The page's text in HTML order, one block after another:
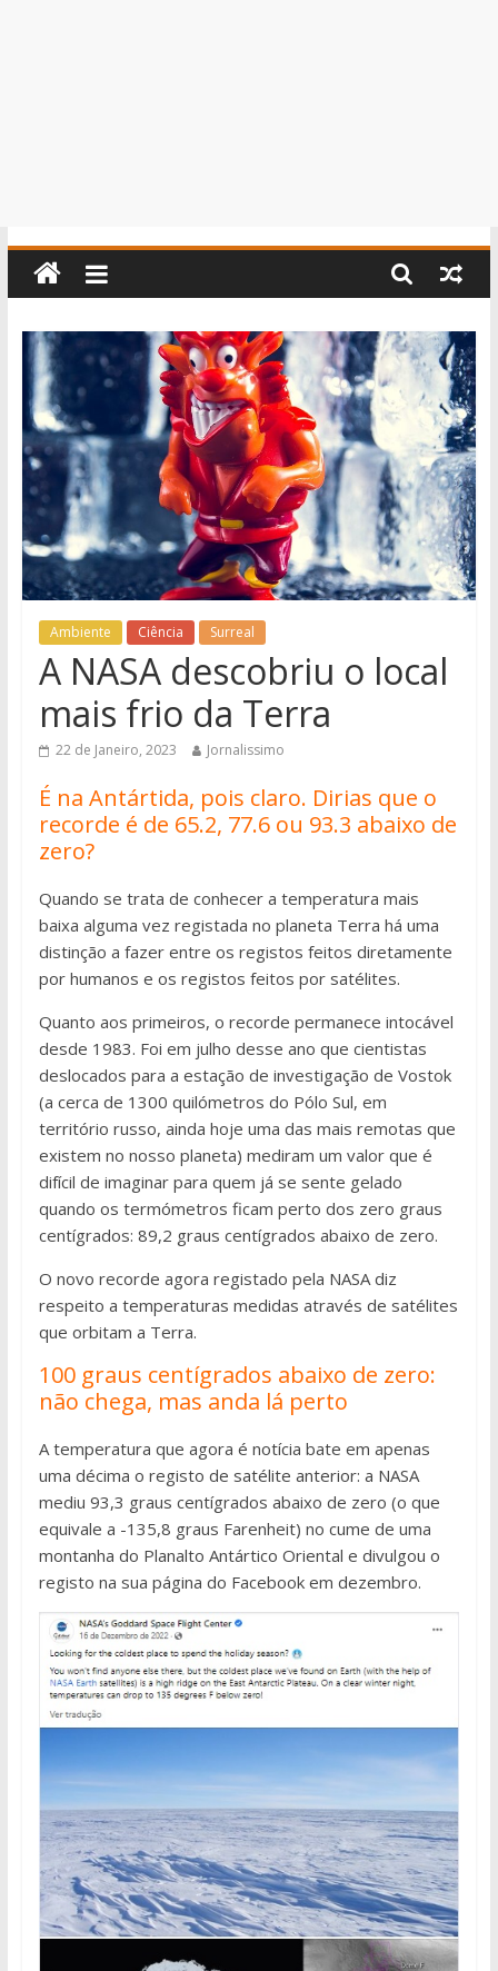
Ambiente Ciência Surreal
A NASA descobriu o local
mais frio da Terra
22 de Janeiro, 2023 Jornalissimo
É na Antártida, pois claro. Dirias que o
recorde é de 65.2, 77.6 ou 93.3 abaixo de
zero?
Quando se trata de conhecer a temperatura mais
baixa alguma vez registada no planeta Terra há uma
distinção a fazer entre os registos feitos diretamente
por humanos e os registos feitos por satélites.
Quanto aos primeiros, o recorde permanece intocável
desde 1983. Foi em julho desse ano que cientistas
deslocados para a estação de investigação de Vostok
(a cerca de 1300 quilómetros do Pólo Sul, em
território russo, ainda hoje uma das mais remotas que
existem no nosso planeta) mediram um valor que é
difícil de imaginar para quem já se sente gelado
quando os termómetros ficam perto dos zero graus
centígrados: 89,2 graus centígrados abaixo de zero.
O novo recorde agora registado pela NASA diz
respeito a temperaturas medidas através de satélites
que orbitam a Terra.
100 graus centígrados abaixo de zero:
não chega, mas anda lá perto
A temperatura que agora é notícia bate em apenas
uma décima o registo de satélite anterior: a NASA
mediu 93,3 graus centígrados abaixo de zero (o que
equivale a -135,8 graus Farenheit) no cume de uma
montanha do Planalto Antártico Oriental e divulgou o
registo na sua página do Facebook em dezembro.